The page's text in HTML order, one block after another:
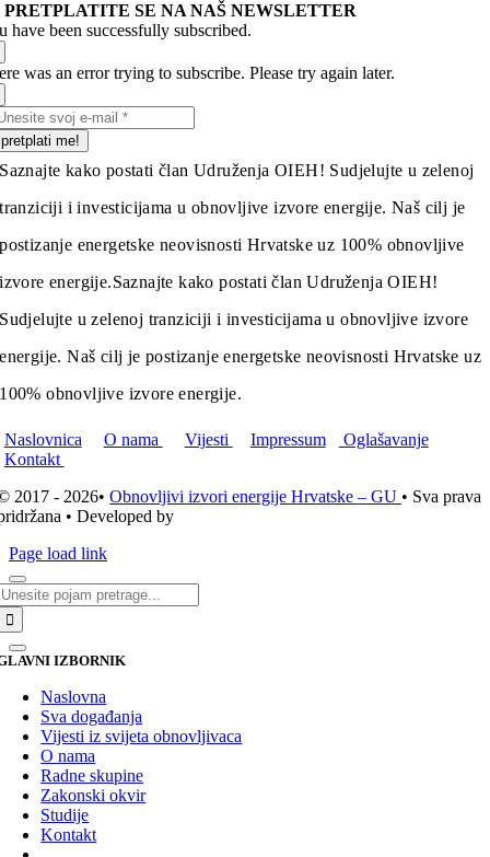
PRETPLATITE SE NA NAŠ NEWSLETTER
have been successfully subscribed.
was an error trying to subscribe. Please try again later.
pretplati me!
Saznajte kako postati član Udruženja OIEH! Sudjelujte u zelenoj
tranziciji i investicijama u obnovljive izvore energije. Naš cilj je
postizanje energetske neovisnosti Hrvatske uz 100% obnovljive
izvore energije.Saznajte kako postati član Udruženja OIEH!
Sudjelujte u zelenoj tranziciji i investicijama u obnovljive izvore
energije. Naš cilj je postizanje energetske neovisnosti Hrvatske uz
100% obnovljive izvore energije.
Naslovnica O nama Vijesti Impressum
Oglašavanje
Kontakt
2017 - 2026•Obnovljivi izvori energije Hrvatske – GU • Sva prava
• Developed by
Page load link
IZBORNIK
Naslovna
Sva događanja
Vijesti iz svijeta obnovljivaca
O nama
Radne skupine
Zakonski okvir
Studije
Kontakt